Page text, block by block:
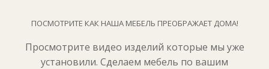
ПОСМОТРИТЕ КАК НАША МЕБЕЛЬ ПРЕОБРАЖАЕТ ДОМА!
Просмотрите видео изделий которые мы уже
установили. Сделаем мебель по вашим